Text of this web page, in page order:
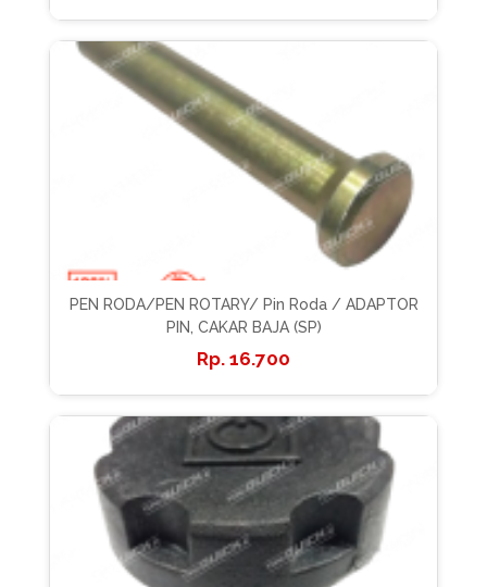
PEN RODA/PEN ROTARY/ Pin Roda / ADAPTOR
PIN, CAKAR BAJA (SP)
16.700